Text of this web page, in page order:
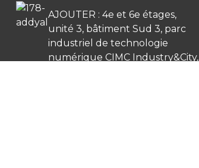
AJOUTER : 4e et 6e étages,
unité 3, bâtiment Sud 3, parc
industriel de technologie
numérique CIMC Industry&City,